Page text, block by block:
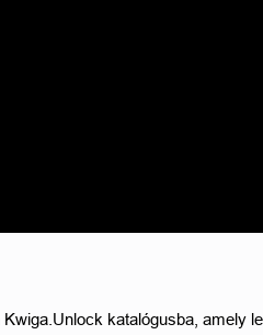
katalógusba, amely